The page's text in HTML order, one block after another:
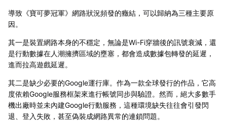
導致《寶可夢冠軍》網路狀況頻發的癥結，可以歸納為三種主要原
因。
其一是裝置網路本身的不穩定，無論是Wi-Fi穿牆後的訊號衰減，還
是行動數據在人潮擁擠區域的壅塞，都會造成數據包轉發的延遲，
進而拉高遊戲延遲。
其二是缺少必要的Google運行庫。作為一款全球發行的作品，它高
度依賴Google服務框架來進行帳號同步與驗證。然而，絕大多數手
機出廠時並未內建Google行動服務，這種環境缺失往往會引發閃
退、登入失敗，甚至偽裝成網路異常的連鎖問題。